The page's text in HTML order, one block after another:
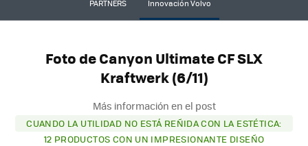
PARTNERS Innovación Volvo
Foto de Canyon Ultimate CF SLX
Kraftwerk (6/11)
Más información en el post
CUANDO LA UTILIDAD NO ESTÁ REÑIDA CON LA ESTÉTICA:
12 PRODUCTOS CON UN IMPRESIONANTE DISEÑO